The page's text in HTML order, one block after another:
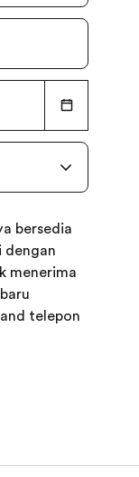
bersedia
dengan
menerima
telepon